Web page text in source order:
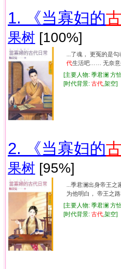
1. 《当寡妇的
果树 [100%]
...了魂， 更冤的是
代生活吧…… 无奈意
[主要人物: 季君澜
[时代背景: 古代 ,架空
2. 《当寡妇的
果树 [95%]
...季君澜出身帝王
为他明白， 帝王之
[主要人物: 季君澜
[时代背景: 古代 ,架空